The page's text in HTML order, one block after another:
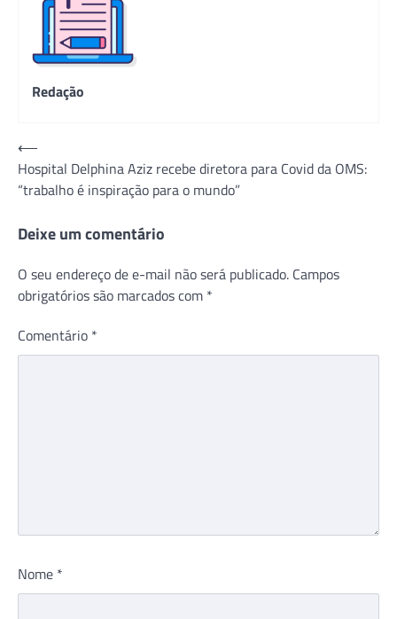
Redação
Navegação
de
Post
⟵
Hospital Delphina Aziz recebe diretora para Covid da OMS:
“trabalho é inspiração para o mundo”
Deixe um comentário
O seu endereço de e-mail não será publicado. Campos
obrigatórios são marcados com *
Comentário *
Nome *